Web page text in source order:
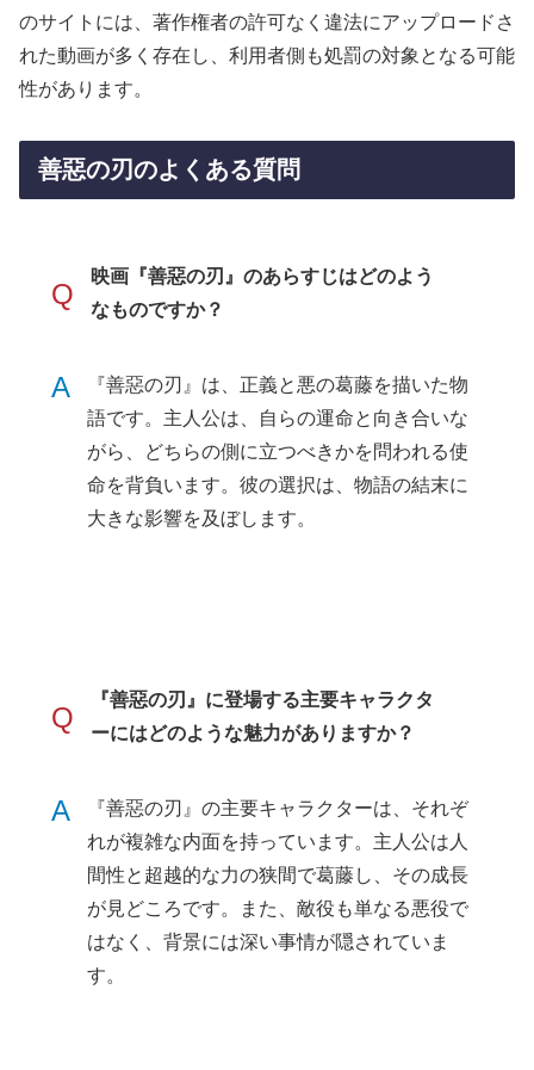
のサイトには、著作権者の許可なく違法にアップロードさ
れた動画が多く存在し、利用者側も処罰の対象となる可能
性があります。
善惡の刃のよくある質問
Q
映画『善惡の刃』のあらすじはどのよう
なものですか？
A
『善惡の刃』は、正義と悪の葛藤を描いた物
語です。主人公は、自らの運命と向き合いな
がら、どちらの側に立つべきかを問われる使
命を背負います。彼の選択は、物語の結末に
大きな影響を及ぼします。
Q
『善惡の刃』に登場する主要キャラクタ
ーにはどのような魅力がありますか？
A
『善惡の刃』の主要キャラクターは、それぞ
れが複雑な内面を持っています。主人公は人
間性と超越的な力の狭間で葛藤し、その成長
が見どころです。また、敵役も単なる悪役で
はなく、背景には深い事情が隠されていま
す。